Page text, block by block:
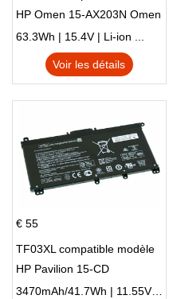
HP Omen 15-AX203N Omen
15 Series Pavilion 15 Series
63.3Wh | 15.4V | Li-ion ...
Voir les détails
€ 55
TF03XL compatible modèle
HP Pavilion 15-CD
3470mAh/41.7Wh | 11.55V | Li-ion ...